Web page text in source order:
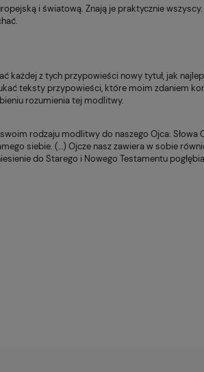
i światową. Znają je praktycznie
z tych przypowieści nowy tytuł, jak
teksty przypowieści, które moim zdaniem
rozumie­nia tej modlitwy.
rodzaju modlitwy do naszego Ojca: Słowa
siebie. (…) Ojcze nasz zawiera w sobie
do Starego i Nowego Testamentu